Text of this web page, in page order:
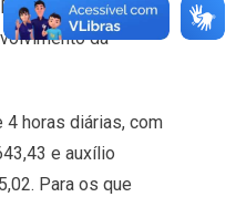
com o objetivo
da
horas diárias, com
e auxílio
Para os que